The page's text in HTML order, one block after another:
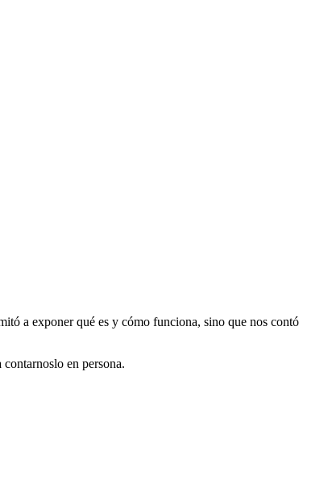
a exponer qué es y cómo funciona, sino que nos contó
en persona.